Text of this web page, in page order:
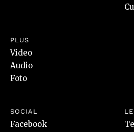
PLUS
Video
Audio
Foto
SOCIAL
Facebook